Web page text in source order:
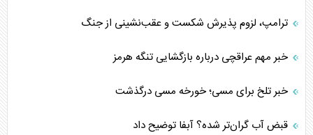
ترامپ، لزوم پذیرش شکست و عقب‌نشینی از جنگ
خبر مهم عراقچی درباره بازگشایی تنگه هرمز
خبر تلخ برای مسی؛ خورخه مسی درگذشت
قبض آب گران‌تر شده؟ آبفا توضیح داد